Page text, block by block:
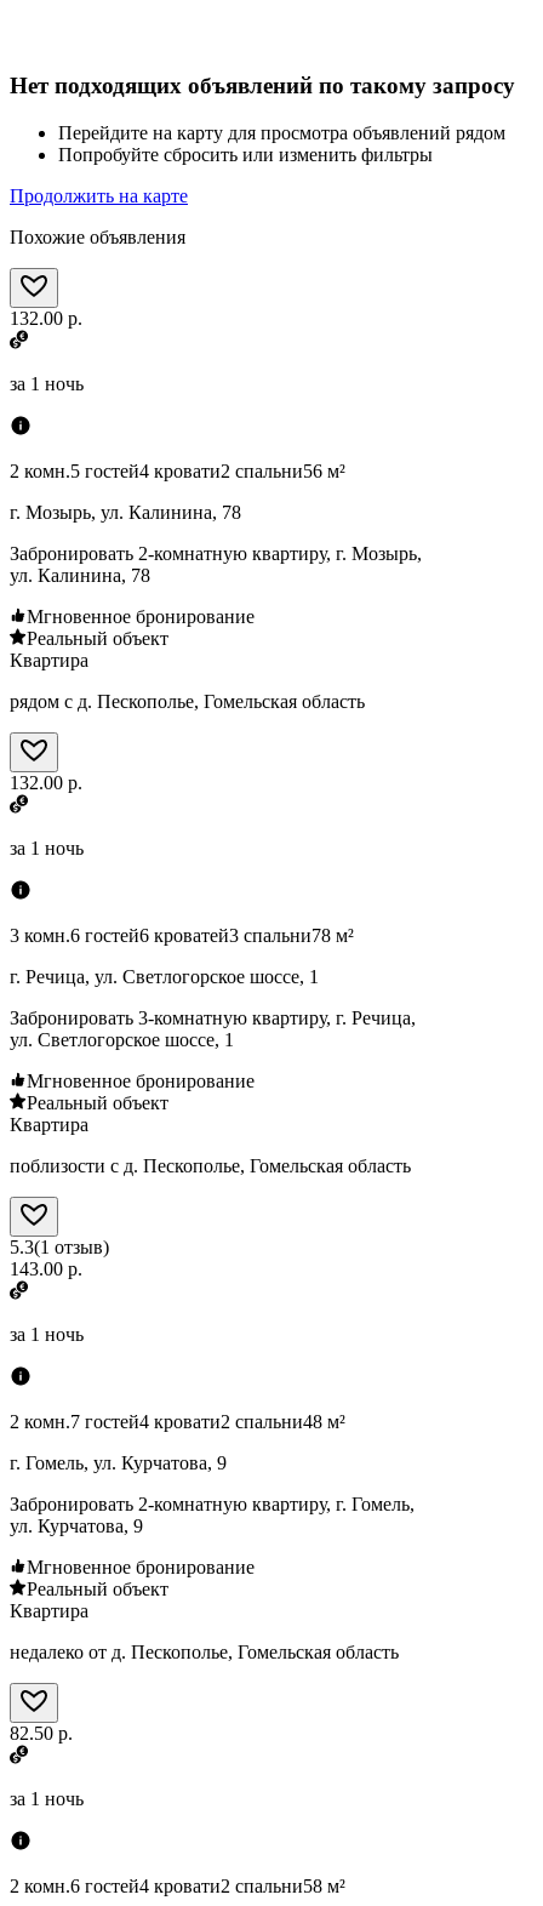
Нет подходящих объявлений по такому запросу
Перейдите на карту для просмотра объявлений рядом
Попробуйте сбросить или изменить фильтры
Продолжить на карте
Похожие объявления
132.00 р.
за 1 ночь
2 комн.5 гостей4 кровати2 спальни56 м²
г. Мозырь, ул. Калинина, 78
Забронировать 2-комнатную квартиру, г. Мозырь,
ул. Калинина, 78
Мгновенное бронирование
Реальный объект
Квартира
рядом с д. Пескополье, Гомельская область
132.00 р.
за 1 ночь
3 комн.6 гостей6 кроватей3 спальни78 м²
г. Речица, ул. Светлогорское шоссе, 1
Забронировать 3-комнатную квартиру, г. Речица,
ул. Светлогорское шоссе, 1
Мгновенное бронирование
Реальный объект
Квартира
поблизости с д. Пескополье, Гомельская область
5.3(1 отзыв)
143.00 р.
за 1 ночь
2 комн.7 гостей4 кровати2 спальни48 м²
г. Гомель, ул. Курчатова, 9
Забронировать 2-комнатную квартиру, г. Гомель,
ул. Курчатова, 9
Мгновенное бронирование
Реальный объект
Квартира
недалеко от д. Пескополье, Гомельская область
82.50 р.
за 1 ночь
2 комн.6 гостей4 кровати2 спальни58 м²